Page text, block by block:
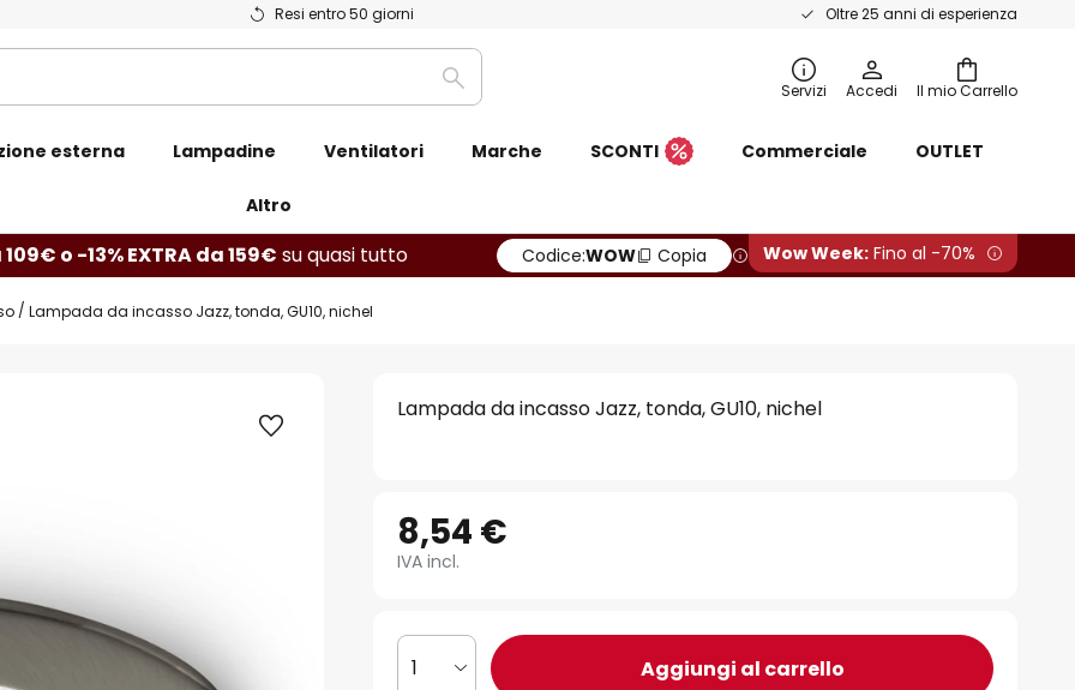
Resi entro 50 giorni Oltre 25 anni di esperienza
Il mio Carrello
Ricerca Servizi Accedi
esterna Lampadine Ventilatori Marche SCONTI Commerciale OUTLET
Altro
109€ o -13% EXTRA da 159€ su quasi tutto Codice:WOW Copia Wow Week: Fino al -70%
Lampada da incasso Jazz, tonda, GU10, nichel
Lampada da incasso Jazz, tonda, GU10, nichel
8,54 €
IVA incl.
1 Aggiungi al carrello